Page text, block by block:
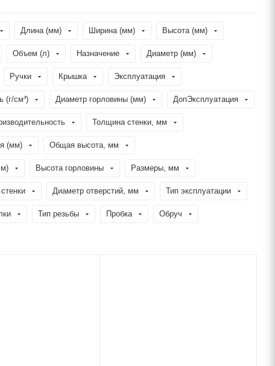
Длина (мм) Ширина (мм) Высота (мм)
Объем (л) Назначение Диаметр (мм)
Ручки Крышка Эксплуатация
(г/см³) Диаметр горловины (мм) ДопЭксплуатация
Толщина стенки, мм
(мм) Общая высота, мм
Высота горловины Размеры, мм
Диаметр отверстий, мм Тип эксплуатации
Тип резьбы Пробка Обруч